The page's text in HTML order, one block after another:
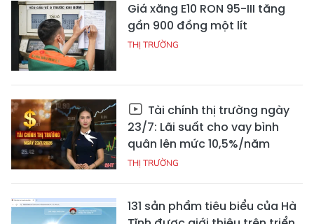
Giá xăng E10 RON 95-III tăng
gần 900 đồng một lít
THỊ TRƯỜNG
Tài chính thị trường ngày
23/7: Lãi suất cho vay bình
quân lên mức 10,5%/năm
THỊ TRƯỜNG
131 sản phẩm tiêu biểu của Hà